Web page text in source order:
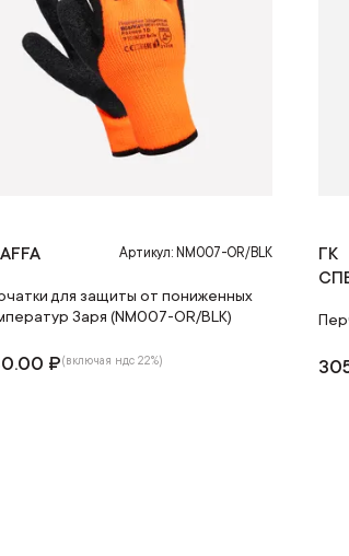
Артикул: NM007-OR/BLK
для защиты от пониженных
Заря (NM007-OR/BLK)
₽(включая ндс 22%)
ГК